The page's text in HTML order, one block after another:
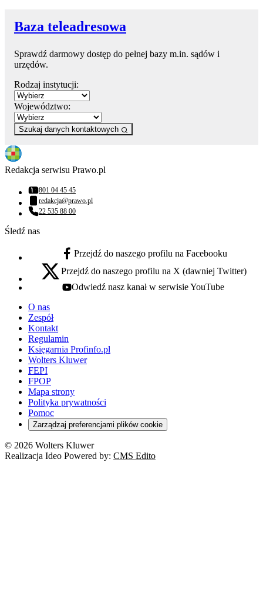
Baza teleadresowa
Sprawdź darmowy dostęp do pełnej bazy m.in. sądów i
urzędów.
Rodzaj instytucji:
Województwo:
Szukaj danych kontaktowych
Redakcja serwisu Prawo.pl
Numer telefonu:
801 04 45 45
Adres email:
redakcja@prawo.pl
Numer telefonu:
22 535 88 00
Śledź nas
facebook - otwiera się w nowej karcie
Przejdź do naszego profilu na Facebooku
x - otwiera się w nowej karcie
Przejdź do naszego profilu na X (dawniej Twitter)
youtube - otwiera się w nowej karcie
Odwiedź nasz kanał w serwisie YouTube
O nas
Zespół
Kontakt
Regulamin
Księgarnia Profinfo.pl
Wolters Kluwer
FEPI
FPOP
Mapa strony
Polityka prywatności
Pomoc
Zarządzaj preferencjami plików cookie
© 2026 Wolters Kluwer
Realizacja Ideo Powered by: CMS Edito